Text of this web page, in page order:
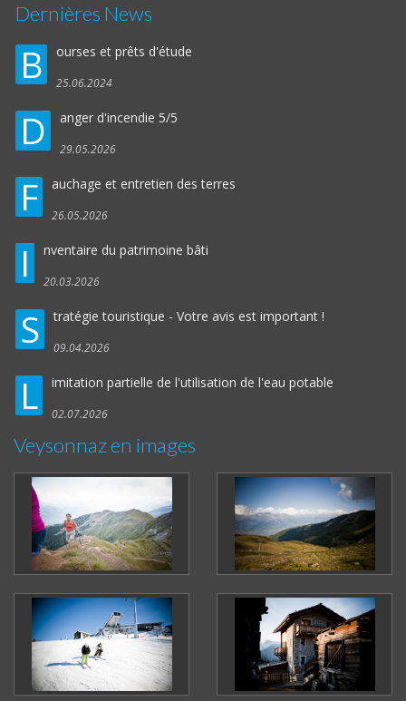
Dernières News
B ourses et prêts d'étude
25.06.2024
D anger d'incendie 5/5
29.05.2026
F auchage et entretien des terres
26.05.2026
I nventaire du patrimoine bâti
20.03.2026
S tratégie touristique - Votre avis est important !
09.04.2026
L imitation partielle de l'utilisation de l'eau potable
02.07.2026
Veysonnaz en images